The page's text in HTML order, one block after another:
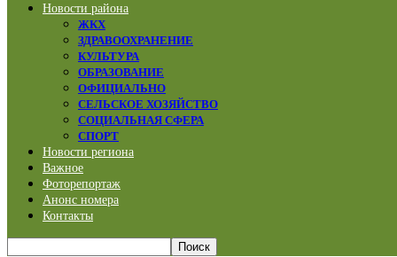
Новости района
ЖКХ
ЗДРАВООХРАНЕНИЕ
КУЛЬТУРА
ОБРАЗОВАНИЕ
ОФИЦИАЛЬНО
СЕЛЬСКОЕ ХОЗЯЙСТВО
СОЦИАЛЬНАЯ СФЕРА
СПОРТ
Новости региона
Важное
Фоторепортаж
Анонс номера
Контакты